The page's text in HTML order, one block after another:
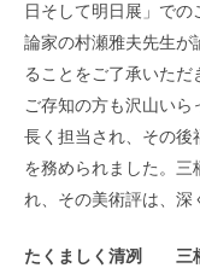
日そして明日展」で
論家の村瀬雅夫先生が
ることをご了承いた
ご存知の方も沢山い
長く担当され、その後
を務められました。
れ、その美術評は、深
たくましく清冽 三